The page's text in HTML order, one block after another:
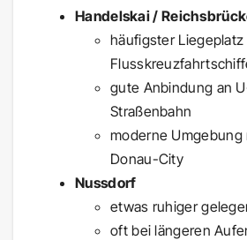
Handelskai /
häufigster
gute Anbindung an
Straßenbahn
moderne Umgebung
Donau-City
Nussdorf
etwas ruhiger
oft bei längeren